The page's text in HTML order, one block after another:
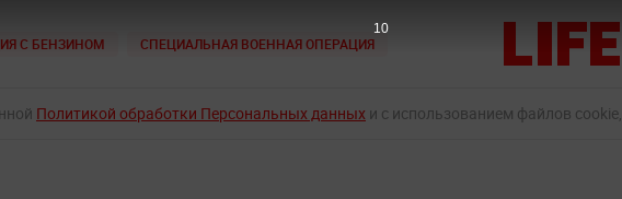
С БЕНЗИНОМ СПЕЦИАЛЬНАЯ ВОЕННАЯ ОПЕРАЦИЯ
Политикой обработки Персональных данных и с использованием файлов
8